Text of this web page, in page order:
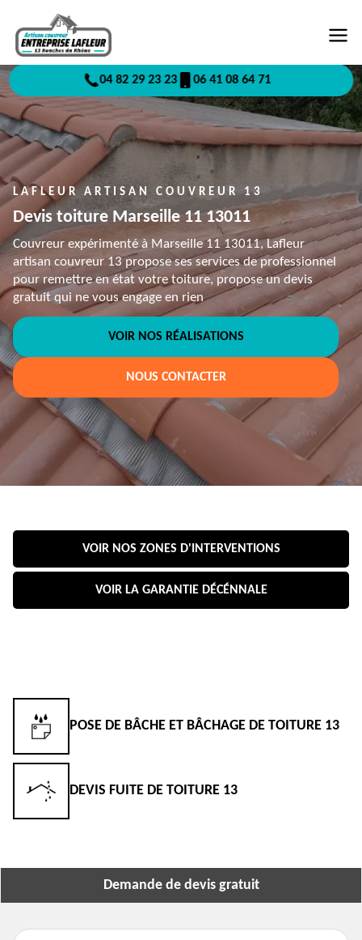
04 82 29 23 23 06 41 08 64 71
LAFLEUR ARTISAN COUVREUR 13
Devis toiture Marseille 11 13011
Couvreur expérimenté à Marseille 11 13011, Lafleur
artisan couvreur 13 propose ses services de professionnel
pour remettre en état votre toiture, propose un devis
gratuit qui ne vous engage en rien
VOIR NOS RÉALISATIONS
NOUS CONTACTER
VOIR NOS ZONES D'INTERVENTIONS
VOIR LA GARANTIE DÉCÉNNALE
POSE DE BÂCHE ET BÂCHAGE DE TOITURE 13
DEVIS FUITE DE TOITURE 13
Demande de devis gratuit